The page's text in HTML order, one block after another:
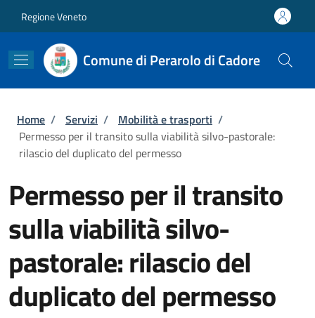
Regione Veneto
Comune di Perarolo di Cadore
Briciole di pane
Home / Servizi / Mobilità e trasporti /
Permesso per il transito sulla viabilità silvo-pastorale:
rilascio del duplicato del permesso
Permesso per il transito
sulla viabilità silvo-
pastorale: rilascio del
duplicato del permesso